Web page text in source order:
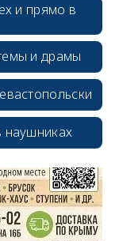
и прямо в
и драмы
наушниках
erid: 2SDnjcrDNw6
erid: 2SDnjdPjgYS